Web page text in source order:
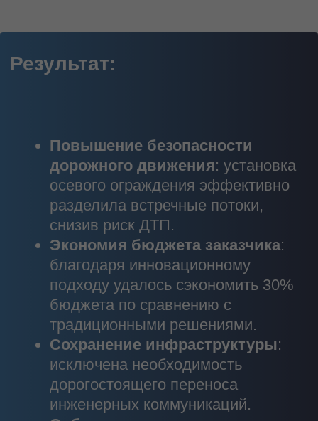
Газоснабжение
Особые экономические зоны
(ОЭЗ, ТОР)
Проектирование реконструкции зданий и
сооружений
Вахтовые жилые комплексы (ВЖК)
Индустриальные парки
Социальные объекты
Промышленные цеха
Light Industrial
Многоквартирные жилые дома
Благоустройство парков
Ссылки
Проекты